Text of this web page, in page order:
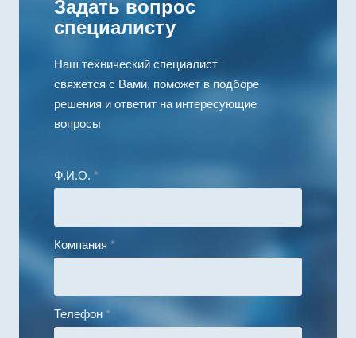
Задать вопрос
специалисту
Наш технический специалист
свяжется с Вами, поможет в подборе
решения и ответит на интересующие
вопросы
Ф.И.О. *
Компания *
Телефон *